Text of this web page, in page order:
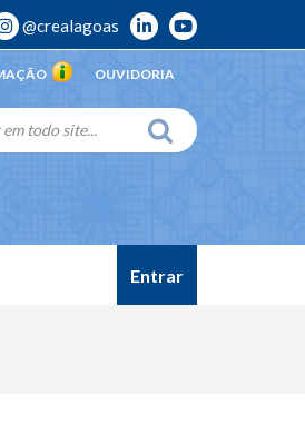
@crealagoas
OUVIDORIA
Entrar